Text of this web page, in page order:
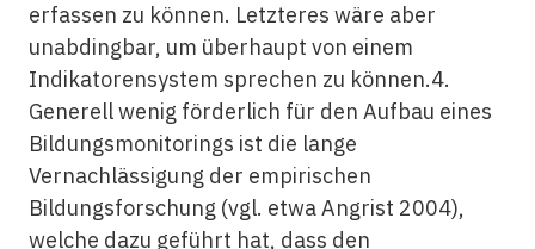
erfassen zu können. Letzteres wäre aber
unabdingbar, um überhaupt von einem
Indikatorensystem sprechen zu können.4.
Generell wenig förderlich für den Aufbau eines
Bildungsmonitorings ist die lange
Vernachlässigung der empirischen
Bildungsforschung (vgl. etwa Angrist 2004),
welche dazu geführt hat, dass den